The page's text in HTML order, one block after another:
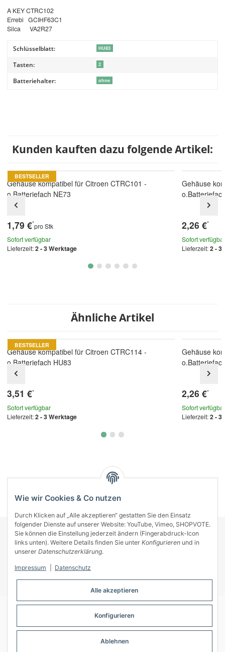
A KEY CTRC102
Errebi GCIHF63C1
Silca VA2R27
Schlüsselblatt: HU83
Tasten: 2
Batteriehalter: ohne
Kunden kauften dazu folgende Artikel:
BESTSELLER
Gehäuse kompatibel für Citroen CTRC101 -
o.Batteriefach NE73
1,79 €*pro Stk
Sofort verfügbar
Lieferzeit:2 - 3 Werktage
Gehäuse
2,26 €*
Sofort verfügbar
Lieferzeit:2 - 3
Ähnliche Artikel
BESTSELLER
Gehäuse kompatibel für Citroen CTRC114 -
o.Batteriefach HU83
3,51 €*
Sofort verfügbar
Lieferzeit:2 - 3 Werktage
Gehäuse
2,26 €*
Sofort verfügbar
Lieferzeit:2 - 3
KONTAKT
INFORMATIONEN
ZAHLUNGSARTEN
© A-Key
Wie wir Cookies & Co nutzen
Durch Klicken auf „Alle akzeptieren“ gestatten Sie den Einsatz
folgender Dienste auf unserer Website: YouTube, Vimeo, SHOPVOTE.
Sie können die Einstellung jederzeit ändern (Fingerabdruck-Icon
links unten). Weitere Details finden Sie unter Konfigurieren und in
unserer Datenschutzerklärung.
Impressum Datenschutz
Alle akzeptieren
Konfigurieren
Ablehnen